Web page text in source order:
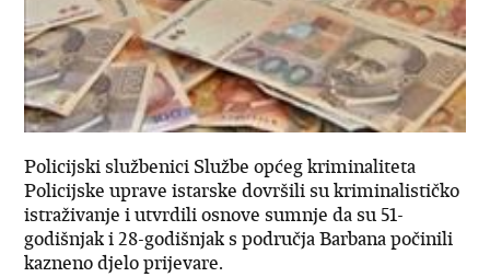
Policijski službenici Službe općeg kriminaliteta
Policijske uprave istarske dovršili su kriminalističko
istraživanje i utvrdili osnove sumnje da su 51-
godišnjak i 28-godišnjak s područja Barbana počinili
kazneno djelo prijevare.